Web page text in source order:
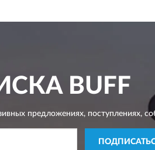
BUFF
предложениях,поступлениях,